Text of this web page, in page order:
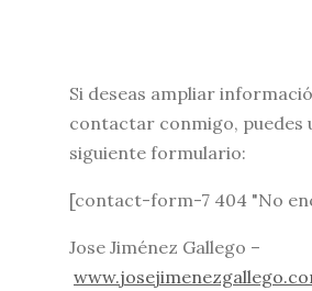
Si deseas ampliar
contactar conmigo, puedes
siguiente formulario:
[contact-form-7 404 "No
Jose Jiménez Gallego –